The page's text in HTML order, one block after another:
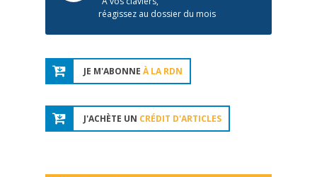
réagissez au dossier du mois
JE M'ABONNE À LA RDN
J'ACHÈTE UN CRÉDIT D'ARTICLES